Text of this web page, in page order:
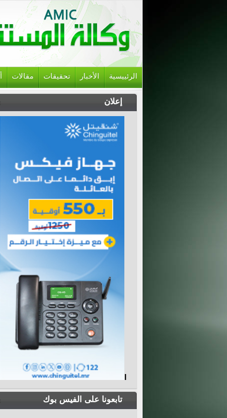
الرئييسية الأخبار تحقيقات مقالات
إعلان
تابعونا على الفيس بوك